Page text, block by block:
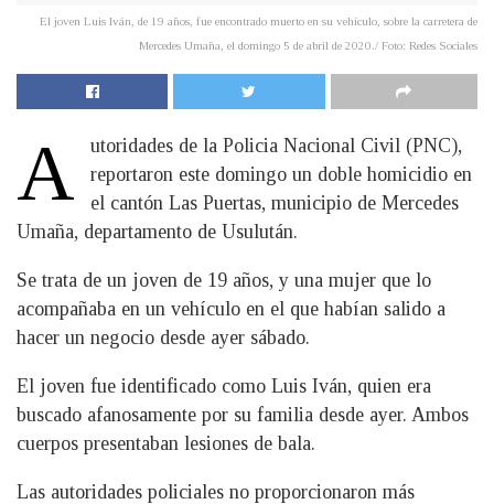
El joven Luis Iván, de 19 años, fue encontrado muerto en su vehículo, sobre la carretera de
Mercedes Umaña, el domingo 5 de abril de 2020./ Foto: Redes Sociales
A
​utoridades de la Policia Nacional Civil (PNC),
reportaron este domingo un doble homicidio en
el cantón Las Puertas, municipio de Mercedes
Umaña, departamento de Usulután.
Se trata de un joven de 19 años, y una mujer que lo
acompañaba en un vehículo en el que habían salido a
hacer un negocio desde ayer sábado.
El joven fue identificado como Luis Iván, quien era
buscado afanosamente por su familia desde ayer. Ambos
cuerpos presentaban lesiones de bala.
Las autoridades policiales no proporcionaron más